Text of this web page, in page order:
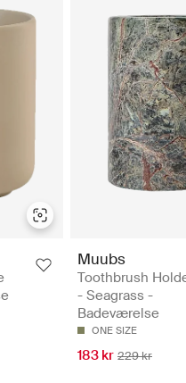
Muubs
Toothbrush
- Seagrass -
Badeværelse
ONE SIZE
183 kr 229 kr